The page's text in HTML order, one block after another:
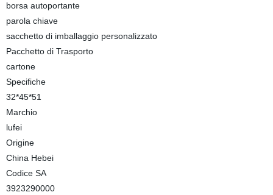
borsa autoportante
parola chiave
sacchetto di imballaggio personalizzato
Pacchetto di Trasporto
cartone
Specifiche
32*45*51
Marchio
lufei
Origine
China Hebei
Codice SA
3923290000